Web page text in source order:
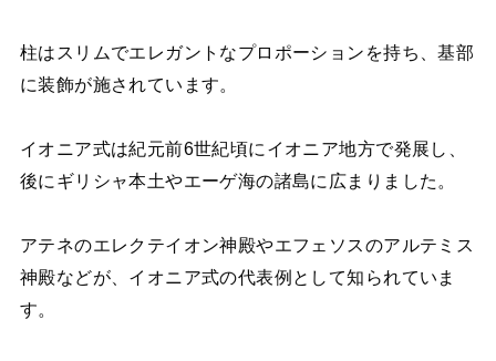
柱はスリムでエレガントなプロポーションを持ち、基部
に装飾が施されています。
イオニア式は紀元前6世紀頃にイオニア地方で発展し、
後にギリシャ本土やエーゲ海の諸島に広まりました。
アテネのエレクテイオン神殿やエフェソスのアルテミス
神殿などが、イオニア式の代表例として知られていま
す。